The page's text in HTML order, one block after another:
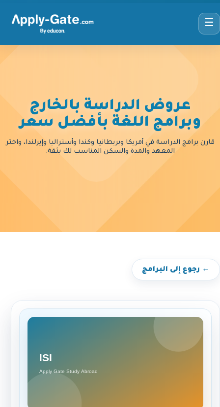
☰
عروض الدراسة بالخارج
وبرامج اللغة بأفضل سعر
قارن برامج الدراسة في أمريكا وبريطانيا وكندا وأستراليا وإيرلندا، واختر
المعهد والمدة والسكن المناسب لك بثقة.
← رجوع إلى البرامج